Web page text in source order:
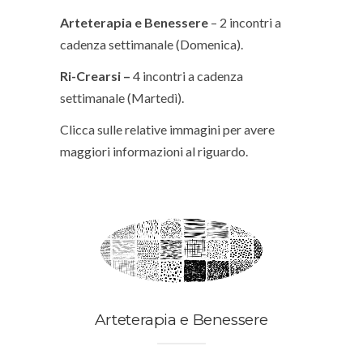
Arteterapia e Benessere – 2 incontri a
cadenza settimanale (Domenica).
Ri-Crearsi – 4 incontri a cadenza
settimanale (Martedì).
Clicca sulle relative immagini per avere
maggiori informazioni al riguardo.
Arteterapia e Benessere